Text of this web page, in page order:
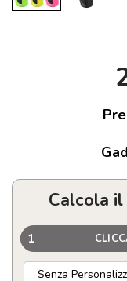
Calcola
1
Senza